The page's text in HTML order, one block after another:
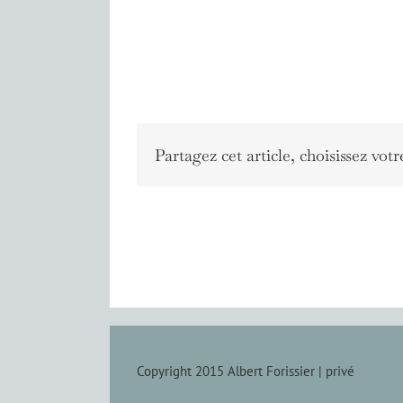
Partagez cet article, choisissez
Copyright 2015 Albert Forissier | privé